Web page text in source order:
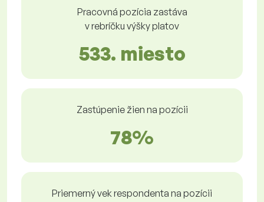
Pracovná pozícia zastáva
v rebríčku výšky platov
533. miesto
Zastúpenie žien na pozícii
78%
Priemerný vek respondenta na pozícii